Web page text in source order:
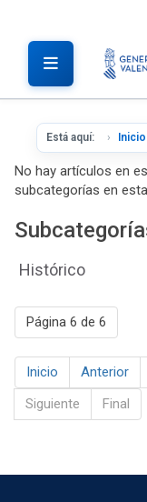
Está aquí: Inicio
No hay artículos en
subcategorías en
Histórico
Página 6 de 6
Inicio Anterior
Siguiente
Final